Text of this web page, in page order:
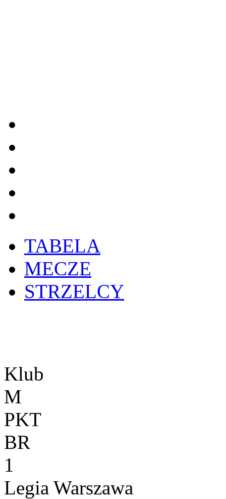
TABELA
MECZE
STRZELCY
Klub
M
PKT
BR
1
Legia Warszawa